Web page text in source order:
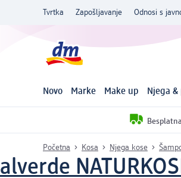
Tvrtka Zapošljavanje Odnosi s
Novo Marke Make up Njega
Početna Kosa Njega kose
alverde